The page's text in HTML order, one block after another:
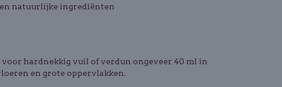
natuurlijke ingrediënten
hardnekkig vuil of verdun ongeveer 40 ml in
en grote oppervlakken.